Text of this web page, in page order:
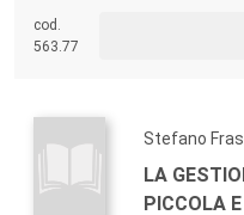
cod.
563.77
Stefano
LA
PICCOLA